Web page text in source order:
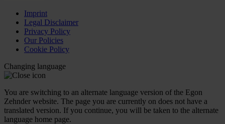
Imprint
Legal Disclaimer
Privacy Policy
Our Policies
Cookie Policy
Changing language
You are switching to an alternate language version of the Egon
Zehnder website. The page you are currently on does not have a
translated version. If you continue, you will be taken to the alternate
language home page.